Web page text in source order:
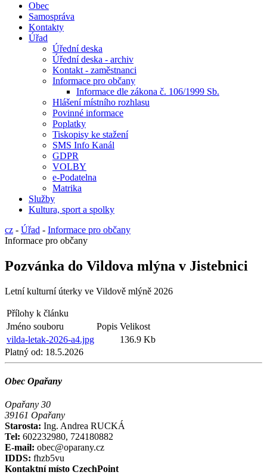
Obec
Samospráva
Kontakty
Úřad
Úřední deska
Úřední deska - archiv
Kontakt - zaměstnanci
Informace pro občany
Informace dle zákona č. 106/1999 Sb.
Hlášení místního rozhlasu
Povinné informace
Poplatky
Tiskopisy ke stažení
SMS Info Kanál
GDPR
VOLBY
e-Podatelna
Matrika
Služby
Kultura, sport a spolky
cz - Úřad - Informace pro občany
Informace pro občany
Pozvánka do Vildova mlýna v Jistebnici
Letní kulturní úterky ve Vildově mlýně 2026
Přílohy k článku
Jméno souboru
Popis Velikost
vilda-letak-2026-a4.jpg
136.9 Kb
Platný od: 18.5.2026
Obec Opařany
Opařany 30
39161 Opařany
Starosta: Ing. Andrea RUCKÁ
Tel: 602232980, 724180882
E-mail: obec@oparany.cz
IDDS: fhzb5vu
Kontaktní místo CzechPoint